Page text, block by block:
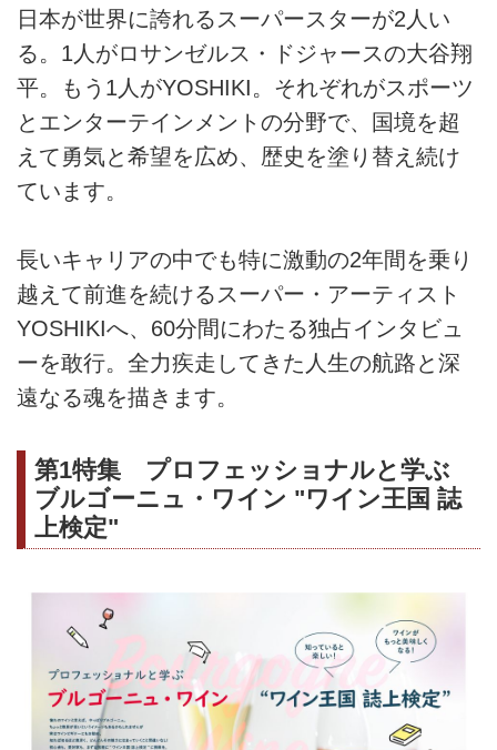
日本が世界に誇れるスーパースターが2人い
る。1人がロサンゼルス・ドジャースの大谷翔
平。もう1人がYOSHIKI。それぞれがスポーツ
とエンターテインメントの分野で、国境を超
えて勇気と希望を広め、歴史を塗り替え続け
ています。
長いキャリアの中でも特に激動の2年間を乗り
越えて前進を続けるスーパー・アーティスト
YOSHIKIへ、60分間にわたる独占インタビュ
ーを敢行。全力疾走してきた人生の航路と深
遠なる魂を描きます。
第1特集 プロフェッショナルと学ぶ
ブルゴーニュ・ワイン "ワイン王国 誌
上検定"